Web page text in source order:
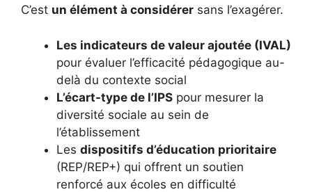
C’est un élément à considérer sans l’exagérer.
Les indicateurs de valeur ajoutée (IVAL)
pour évaluer l’efficacité pédagogique au-
delà du contexte social
L’écart-type de l’IPS pour mesurer la
diversité sociale au sein de
l’établissement
Les dispositifs d’éducation prioritaire
(REP/REP+) qui offrent un soutien
renforcé aux écoles en difficulté